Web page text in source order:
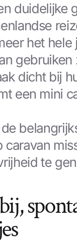
duidelijke
het
dicht bij
een mini
te